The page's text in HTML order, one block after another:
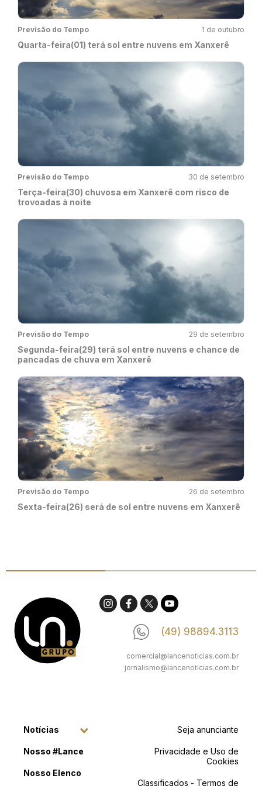
Previsão do Tempo 1 de outubro
Quarta-feira(01) terá sol entre nuvens em Xanxerê
Previsão do Tempo 30 de setembro
Terça-feira(30) chuvosa em Xanxerê com risco de
trovoadas à noite
Previsão do Tempo 29 de setembro
Segunda-feira(29) terá sol entre nuvens e chance de
pancadas de chuva em Xanxerê
Previsão do Tempo 26 de setembro
Sexta-feira(26) será de sol entre nuvens em Xanxerê
(49) 98894.3113
comercial@lancenoticias.com.br
jornalismo@lancenoticias.com.br
Notícias
Nosso #Lance
Nosso Elenco
Seja anunciante
Privacidade e Uso de
Cookies
Classificados - Termos de